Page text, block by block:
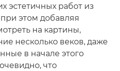
эстетичных работ из
этом добавляя
на картины,
несколько веков, даже
в начале этого
что